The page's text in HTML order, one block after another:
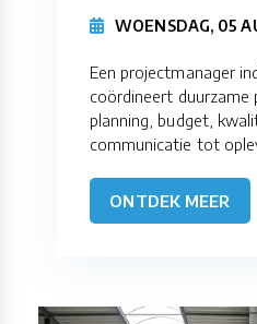
WOENSDAG, 05
Een projectmanager
coördineert
planning, budget,
communicatie tot
ONTDEK MEER